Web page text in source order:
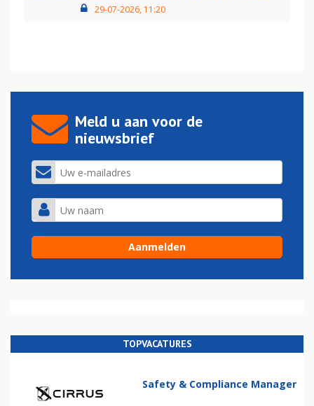
29-07-2026, 11:20
Meld u aan voor de
nieuwsbrief
TOPVACATURES
Safety & Compliance Manager